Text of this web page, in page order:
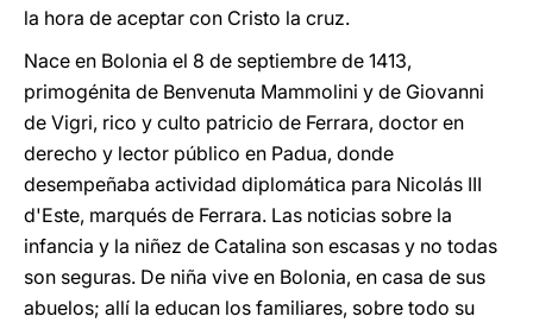
la hora de aceptar con Cristo la cruz.
Nace en Bolonia el 8 de septiembre de 1413,
primogénita de Benvenuta Mammolini y de Giovanni
de Vigri, rico y culto patricio de Ferrara, doctor en
derecho y lector público en Padua, donde
desempeñaba actividad diplomática para Nicolás III
d'Este, marqués de Ferrara. Las noticias sobre la
infancia y la niñez de Catalina son escasas y no todas
son seguras. De niña vive en Bolonia, en casa de sus
abuelos; allí la educan los familiares, sobre todo su